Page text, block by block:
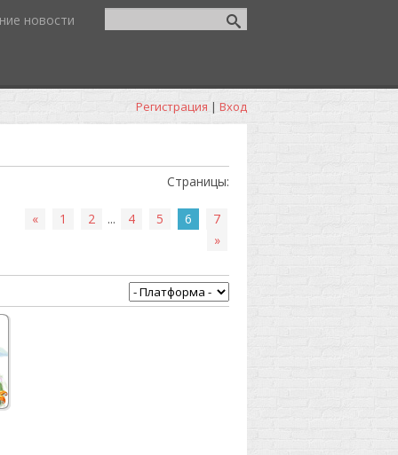
новости
Регистрация | Вход
Страницы:
« 1 2 ... 4 5 6
7
»